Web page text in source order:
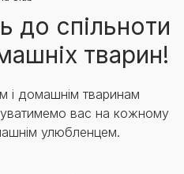
до спільноти
тварин!
і домашнім тваринам
вас на кожному
улюбленцем.